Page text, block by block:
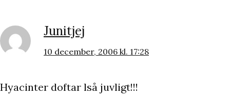
Junitjej
10 december, 2006 kl. 17:28
Hyacinter doftar lså juvligt!!!